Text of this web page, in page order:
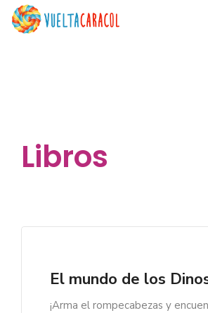
Libros
El mundo de los
¡Arma el rompecabezas y